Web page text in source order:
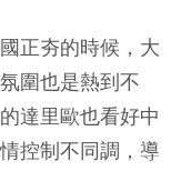
正夯的時候，大
圍也是熱到不
達里歐也看好中
控制不同調，導